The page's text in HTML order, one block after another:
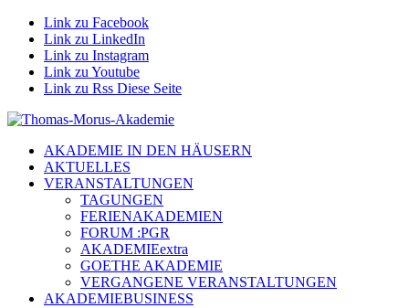
Link zu Facebook
Link zu LinkedIn
Link zu Instagram
Link zu Youtube
Link zu Rss Diese Seite
AKADEMIE IN DEN HÄUSERN
AKTUELLES
VERANSTALTUNGEN
TAGUNGEN
FERIENAKADEMIEN
FORUM :PGR
AKADEMIEextra
GOETHE AKADEMIE
VERGANGENE VERANSTALTUNGEN
AKADEMIEBUSINESS